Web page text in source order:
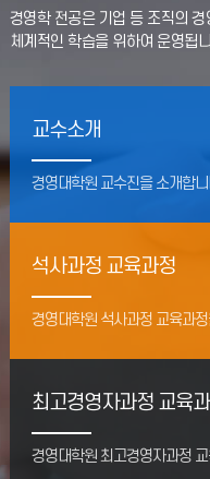
경영학 전공은 기업 등 조직의
체계적인 학습을 위하여 운영됩
교수소개
경영대학원 교수진을 소개합
석사과정 교육과정
경영대학원 석사과정 교육과
최고경영자과정 교육
경영대학원 최고경영자과정